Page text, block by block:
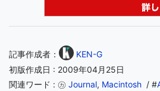
記事作成者：
KEN-G
初版作成日 : 2009年04月25日
関連ワード : ㋕ Journal, Macintosh / #